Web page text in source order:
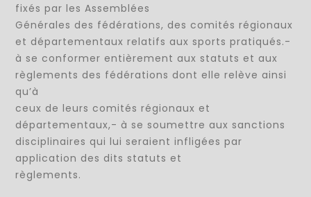
fixés par les Assemblées
Générales des fédérations, des comités régionaux
et départementaux relatifs aux sports pratiqués.-
à se conformer entièrement aux statuts et aux
règlements des fédérations dont elle relève ainsi
qu’à
ceux de leurs comités régionaux et
départementaux,- à se soumettre aux sanctions
disciplinaires qui lui seraient infligées par
application des dits statuts et
règlements.